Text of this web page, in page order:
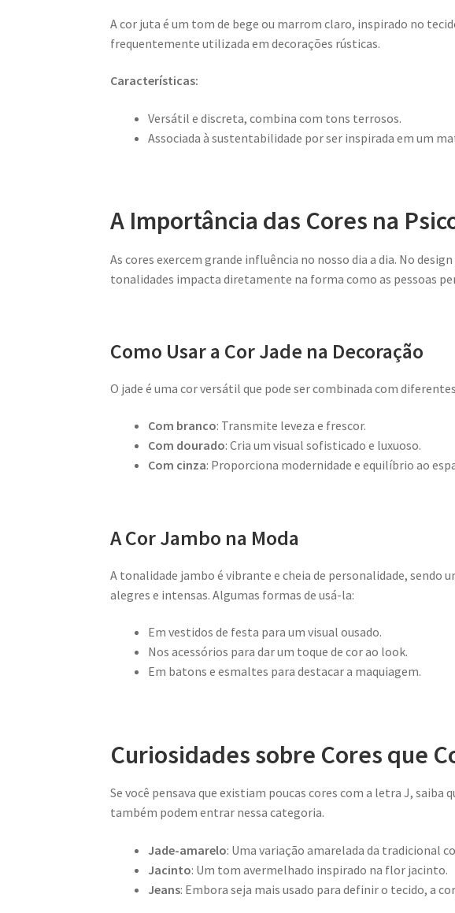
A cor juta é um tom de bege ou marrom claro, inspirado no
frequentemente utilizada em decorações rústicas.
Características:
Versátil e discreta, combina com tons terrosos.
Associada à sustentabilidade por ser inspirada em um
A Importância das Cores na
As cores exercem grande influência no nosso dia a dia. No
tonalidades impacta diretamente na forma como as pessoas
Como Usar a Cor Jade na Decoração
O jade é uma cor versátil que pode ser combinada com
Com branco: Transmite leveza e frescor.
Com dourado: Cria um visual sofisticado e luxuoso.
Com cinza: Proporciona modernidade e equilíbrio ao
A Cor Jambo na Moda
A tonalidade jambo é vibrante e cheia de personalidade, sendo
alegres e intensas. Algumas formas de usá-la:
Em vestidos de festa para um visual ousado.
Nos acessórios para dar um toque de cor ao look.
Em batons e esmaltes para destacar a maquiagem.
Curiosidades sobre Cores que
Se você pensava que existiam poucas cores com a letra J, saiba
também podem entrar nessa categoria.
Jade-amarelo: Uma variação amarelada da tradicional
Jacinto: Um tom avermelhado inspirado na flor jacinto.
Jeans: Embora seja mais usado para definir o tecido, a